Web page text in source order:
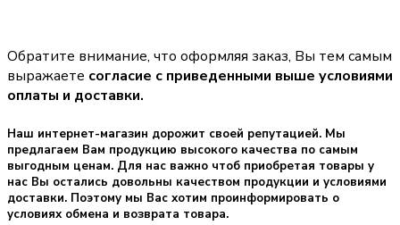
Обратите внимание, что оформляя заказ, Вы тем самым
выражаете согласие с приведенными выше условиями
оплаты и доставки.
Наш интернет-магазин дорожит своей репутацией. Мы
предлагаем Вам продукцию высокого качества по самым
выгодным ценам. Для нас важно чтоб приобретая товары у
нас Вы остались довольны качеством продукции и условиями
доставки. Поэтому мы Вас хотим проинформировать о
условиях обмена и возврата товара.